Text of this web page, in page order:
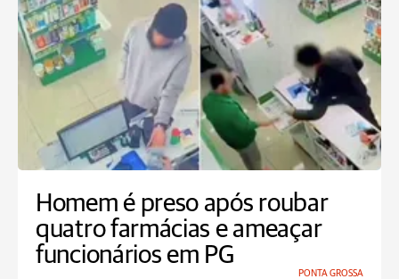
Homem é preso após roubar
quatro farmácias e ameaçar
funcionários em PG
PONTA GROSSA